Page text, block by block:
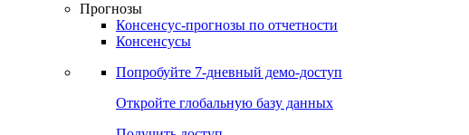
Прогнозы
Консенсус-прогнозы по отчетности
Консенсусы
Попробуйте 7-дневный демо-доступ
Откройте глобальную базу данных